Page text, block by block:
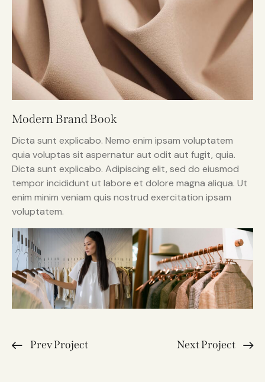
Modern Brand Book
Dicta sunt explicabo. Nemo enim ipsam voluptatem
quia voluptas sit aspernatur aut odit aut fugit, quia.
Dicta sunt explicabo. Adipiscing elit, sed do eiusmod
tempor incididunt ut labore et dolore magna aliqua. Ut
enim minim veniam quis nostrud exercitation ipsam
voluptatem.
Prev Project Next Project